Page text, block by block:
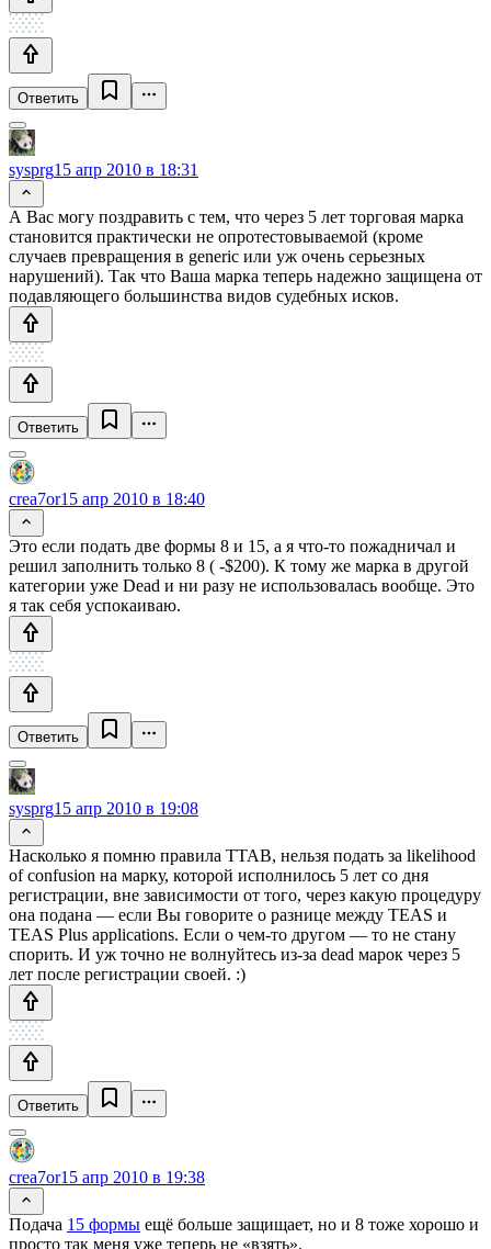
Ответить
sysprg15 апр 2010 в 18:31
А Вас могу поздравить с тем, что через 5 лет торговая марка
становится практически не опротестовываемой (кроме
случаев превращения в generic или уж очень серьезных
нарушений). Так что Ваша марка теперь надежно защищена от
подавляющего большинства видов судебных исков.
Ответить
crea7or15 апр 2010 в 18:40
Это если подать две формы 8 и 15, а я что-то пожадничал и
решил заполнить только 8 ( -$200). К тому же марка в другой
категории уже Dead и ни разу не использовалась вообще. Это
я так себя успокаиваю.
Ответить
sysprg15 апр 2010 в 19:08
Насколько я помню правила TTAB, нельзя подать за likelihood
of confusion на марку, которой исполнилось 5 лет со дня
регистрации, вне зависимости от того, через какую процедуру
она подана — если Вы говорите о разнице между TEAS и
TEAS Plus applications. Если о чем-то другом — то не стану
спорить. И уж точно не волнуйтесь из-за dead марок через 5
лет после регистрации своей. :)
Ответить
crea7or15 апр 2010 в 19:38
Подача 15 формы ещё больше защищает, но и 8 тоже хорошо и
просто так меня уже теперь не «взять».